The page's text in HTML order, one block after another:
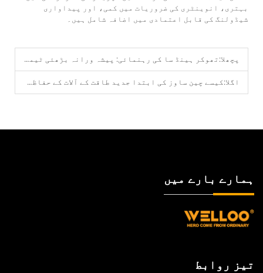
بہتری، انوینٹری کی ضروریات میں کمی، اور پیداواری
شیڈولنگ کی قابل اعتمادی میں اضافہ شامل ہیں۔
پچھلا: تھوکر ہینڈ سا کی رہنمائی: پیشہ ورانہ بڑھئی ٹیموں کے لیے ٹی پی آئی معیارات
اگلا:کیسے چین ساوز کی ابتدا جدید طاقت کے آلات کے حفاظتی ضوابط کو متاثر کرتی ہے
ہمارے بارے میں
تیز روابط